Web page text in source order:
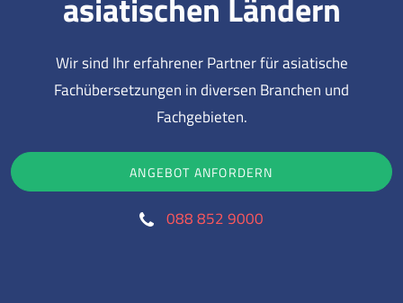
Wir sind Ihr erfahrener Partner für asiatische
Fachübersetzungen in diversen Branchen und
Fachgebieten.
ANGEBOT ANFORDERN
088 852 9000